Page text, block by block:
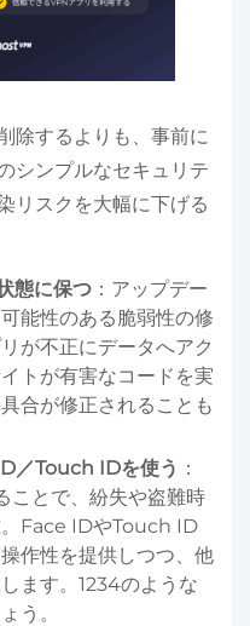
除するよりも、事前に
シンプルなセキュリテ
リスクを大幅に下げる
態に保つ ：アップデー
能性のある脆弱性の修
が不正にデータへアク
トが有害なコードを実
合が修正されることも
／Touch IDを使う ：
ことで、紛失や盗難時
Face IDやTouch ID
作性を提供しつつ、他
ます。1234のような
う。